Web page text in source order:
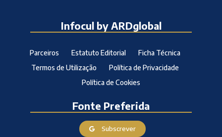
Infocul by ARDglobal
Parceiros Estatuto Editorial
Ficha Técnica
Termos de Utilização
Política de Privacidade
Política de Cookies
Fonte Preferida
Subscrever